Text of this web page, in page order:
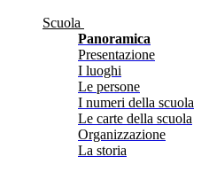
Scuola
Panoramica
Presentazione
I luoghi
Le persone
I numeri della scuola
Le carte della scuola
Organizzazione
La storia